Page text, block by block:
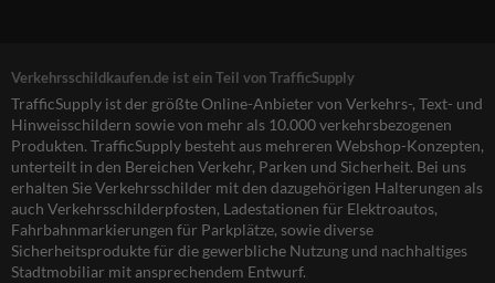
Verkehrsschildkaufen.de ist ein Teil von TrafficSupply
TrafficSupply ist der größte Online-Anbieter von Verkehrs-, Text- und
Hinweisschildern sowie von mehr als 10.000 verkehrsbezogenen
Produkten. TrafficSupply besteht aus mehreren Webshop-Konzepten,
unterteilt in den Bereichen Verkehr, Parken und Sicherheit. Bei uns
erhalten Sie Verkehrsschilder mit den dazugehörigen Halterungen als
auch Verkehrsschilderpfosten, Ladestationen für Elektroautos,
Fahrbahnmarkierungen für Parkplätze, sowie diverse
Sicherheitsprodukte für die gewerbliche Nutzung und nachhaltiges
Stadtmobiliar mit ansprechendem Entwurf.